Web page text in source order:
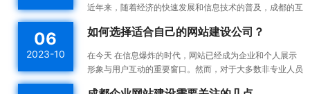
近年来，随着经济的快速发展和信息技术的普及，成都的互
引更...
06
2023-10
如何选择适合自己的网站建设公司？
在今天 在信息爆炸的时代，网站已经成为企业和个人展示
形象与用户互动的重要窗口。然而，对于大多数非专业人员